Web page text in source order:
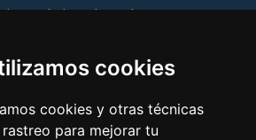
cookies
cookies y otras técnicas
para mejorar tu
turísticos, hostales,
y mucho más!
MI AGENCIA